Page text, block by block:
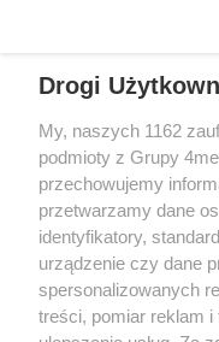
Reklama
Regulamin
Zapisz
Drogi
My, naszych 1162
podmioty z Grupy
przechowujemy
przetwarzamy dane
identyfikatory,
urządzenie czy dane
spersonalizowanych
treści, pomiar reklam i